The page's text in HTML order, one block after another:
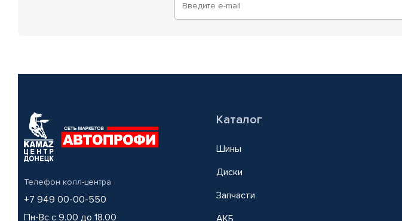
Телефон колл-центра
+7 949 00-00-550
Пн-Вс с 9.00 до 18.00
Каталог
Шины
Диски
Запчасти
АКБ